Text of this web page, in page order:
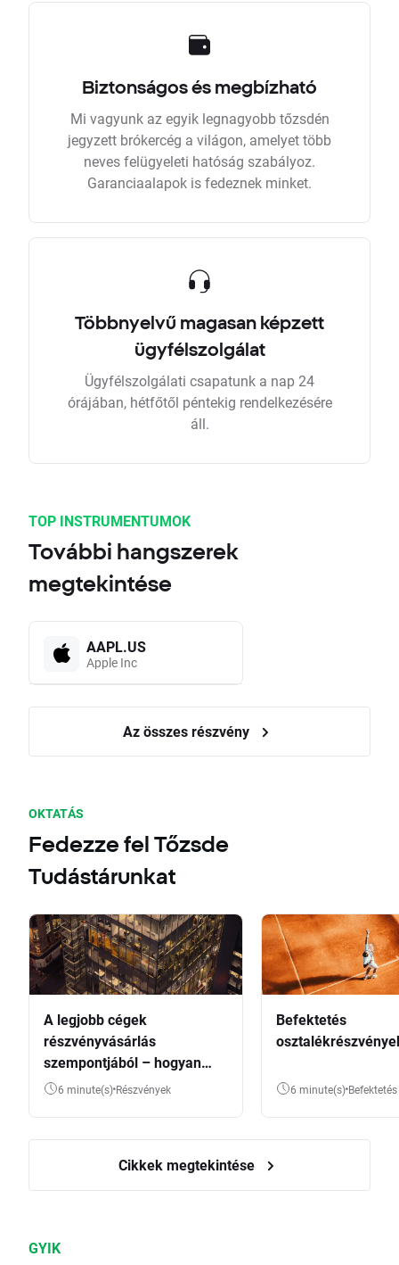
Biztonságos és megbízható
Mi vagyunk az egyik legnagyobb tőzsdén
jegyzett brókercég a világon, amelyet több
neves felügyeleti hatóság szabályoz.
Garanciaalapok is fedeznek minket.
Többnyelvű magasan képzett
ügyfélszolgálat
Ügyfélszolgálati csapatunk a nap 24
órájában, hétfőtől péntekig rendelkezésére
áll.
TOP INSTRUMENTUMOK
További hangszerek
megtekintése
AAPL.US
Apple Inc
Az összes részvény
OKTATÁS
Fedezze fel Tőzsde
Tudástárunkat
A legjobb cégek
részvényvásárlás
szempontjából – hogyan
válasszunk?
6 minute(s) Részvények
Befektetés
6 minute(s) Befektetés
Cikkek megtekintése
GYIK